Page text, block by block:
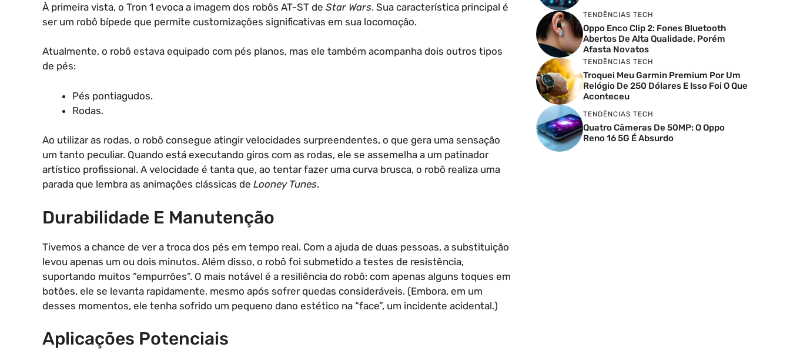
À primeira vista, o Tron 1 evoca a imagem dos robôs AT-ST de Star Wars. Sua característica principal é
ser um robô bípede que permite customizações significativas em sua locomoção.
Atualmente, o robô estava equipado com pés planos, mas ele também acompanha dois outros tipos
de pés:
Pés pontiagudos.
Rodas.
Ao utilizar as rodas, o robô consegue atingir velocidades surpreendentes, o que gera uma sensação
um tanto peculiar. Quando está executando giros com as rodas, ele se assemelha a um patinador
artístico profissional. A velocidade é tanta que, ao tentar fazer uma curva brusca, o robô realiza uma
parada que lembra as animações clássicas de Looney Tunes.
Durabilidade E Manutenção
Tivemos a chance de ver a troca dos pés em tempo real. Com a ajuda de duas pessoas, a substituição
levou apenas um ou dois minutos. Além disso, o robô foi submetido a testes de resistência,
suportando muitos “empurrões”. O mais notável é a resiliência do robô: com apenas alguns toques em
botões, ele se levanta rapidamente, mesmo após sofrer quedas consideráveis. (Embora, em um
desses momentos, ele tenha sofrido um pequeno dano estético na “face”, um incidente acidental.)
Aplicações Potenciais
TENDÊNCIAS TECH
Oppo Enco Clip 2: Fones Bluetooth
Abertos De Alta Qualidade, Porém
Afasta Novatos
TENDÊNCIAS TECH
Troquei Meu Garmin Premium Por Um
Relógio De 250 Dólares E Isso Foi O Que
Aconteceu
TENDÊNCIAS TECH
Quatro Câmeras De 50MP: O Oppo
Reno 16 5G É Absurdo